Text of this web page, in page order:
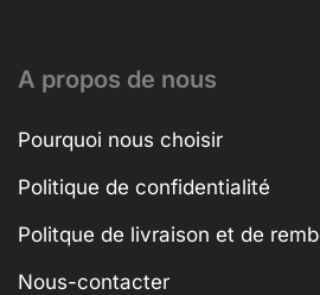
A propos de nous
Pourquoi nous choisir
Politique de confidentialité
Politque de livraison et de
Nous-contacter